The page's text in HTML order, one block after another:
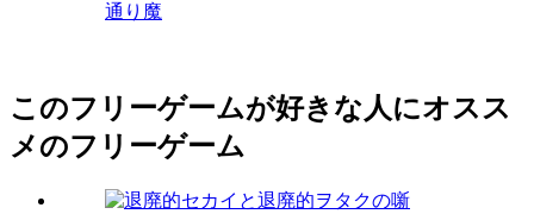
通り魔
このフリーゲームが好きな人にオスス
メのフリーゲーム